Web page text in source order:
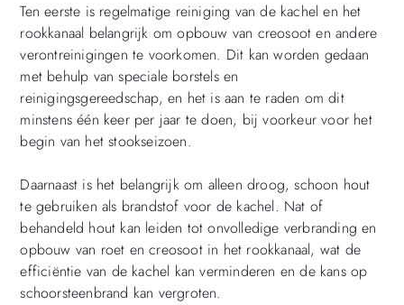
Ten eerste is regelmatige reiniging van de kachel en het
rookkanaal belangrijk om opbouw van creosoot en andere
verontreinigingen te voorkomen. Dit kan worden gedaan
met behulp van speciale borstels en
reinigingsgereedschap, en het is aan te raden om dit
minstens één keer per jaar te doen, bij voorkeur voor het
begin van het stookseizoen.
Daarnaast is het belangrijk om alleen droog, schoon hout
te gebruiken als brandstof voor de kachel. Nat of
behandeld hout kan leiden tot onvolledige verbranding en
opbouw van roet en creosoot in het rookkanaal, wat de
efficiëntie van de kachel kan verminderen en de kans op
schoorsteenbrand kan vergroten.